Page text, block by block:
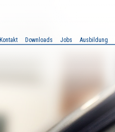
Kontakt Downloads Jobs Ausbildung